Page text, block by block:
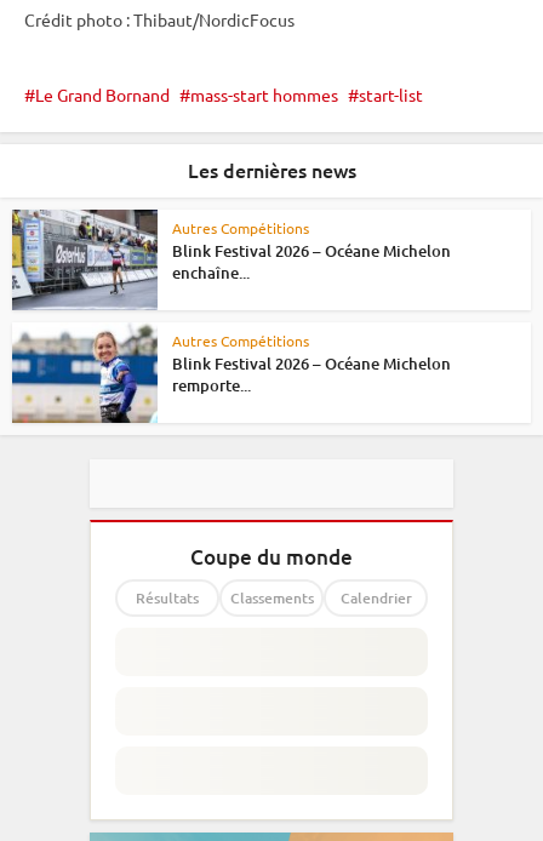
Crédit photo : Thibaut/NordicFocus
Le Grand Bornand mass-start hommes start-list
Les dernières news
Autres Compétitions
Blink Festival 2026 – Océane Michelon
enchaîne...
Autres Compétitions
Blink Festival 2026 – Océane Michelon
remporte...
Coupe du monde
Résultats Classements Calendrier